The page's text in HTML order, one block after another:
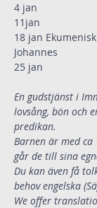
4 jan
11jan
18 jan
Johannes
25 jan
En gudstjänst i
lovsång, bön och
predikan.
Barnen är med
går de till sina
Du kan även få
behov engelska
We offer